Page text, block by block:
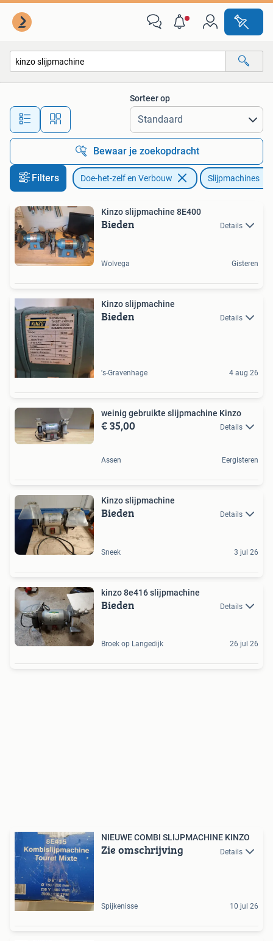
Alle afstanden…
Sorteer op
Bewaar je zoekopdracht
Filters Doe-het-zelf en Verbouw Slijpmachines
Kinzo slijpmachine 8E400
Bieden Details
Wolvega Gisteren
Kinzo slijpmachine
Bieden Details
's-Gravenhage 4 aug 26
weinig gebruikte slijpmachine Kinzo
€ 35,00 Details
Assen Eergisteren
Kinzo slijpmachine
Bieden Details
Sneek 3 jul 26
kinzo 8e416 slijpmachine
Bieden Details
Broek op Langedijk 26 jul 26
NIEUWE COMBI SLIJPMACHINE KINZO
Zie omschrijving Details
Spijkenisse 10 jul 26